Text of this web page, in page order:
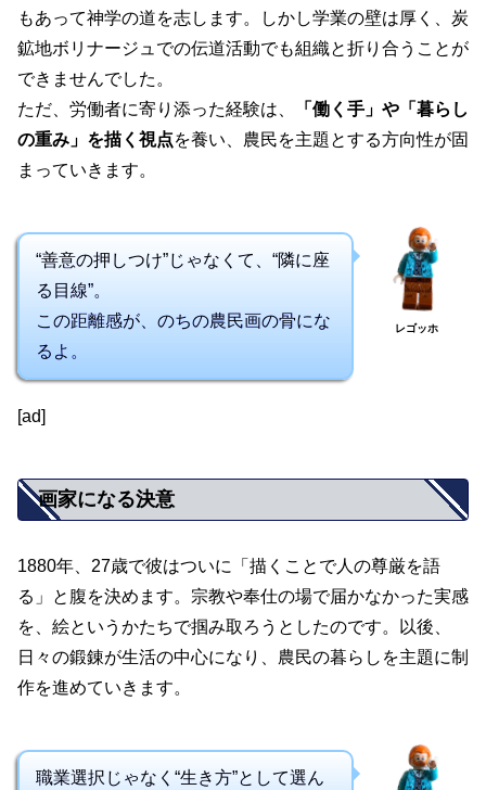
もあって神学の道を志します。しかし学業の壁は厚く、炭
鉱地ボリナージュでの伝道活動でも組織と折り合うことが
できませんでした。
ただ、労働者に寄り添った経験は、
「働く手」や「暮らし
の重み」を描く視点を養い、農民を主題とする方向性が固
まっていきます。
“善意の押しつけ”じゃなくて、“隣に座
る目線”。
この距離感が、のちの農民画の骨にな
るよ。
レゴッホ
[ad]
画家になる決意
1880年、27歳で彼はついに「描くことで人の尊厳を語
る」と腹を決めます。宗教や奉仕の場で届かなかった実感
を、絵というかたちで掴み取ろうとしたのです。以後、
日々の鍛錬が生活の中心になり、農民の暮らしを主題に制
作を進めていきます。
職業選択じゃなく“生き方”として選ん